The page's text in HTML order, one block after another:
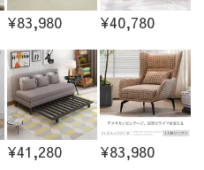
¥83,980 ¥40,780
¥41,280 ¥83,980